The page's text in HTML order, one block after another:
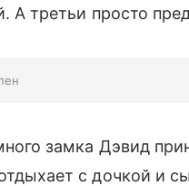
А третьи просто
замка Дэвид
с дочкой и